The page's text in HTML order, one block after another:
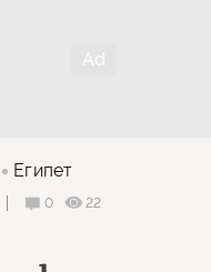
Египет
0
22